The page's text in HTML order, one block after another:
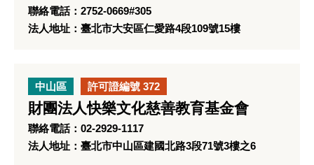
聯絡電話：2752-0669#305
法人地址：臺北市大安區仁愛路4段109號15樓
中山區 許可證編號 372
財團法人快樂文化慈善教育基金會
聯絡電話：02-2929-1117
法人地址：臺北市中山區建國北路3段71號3樓之6